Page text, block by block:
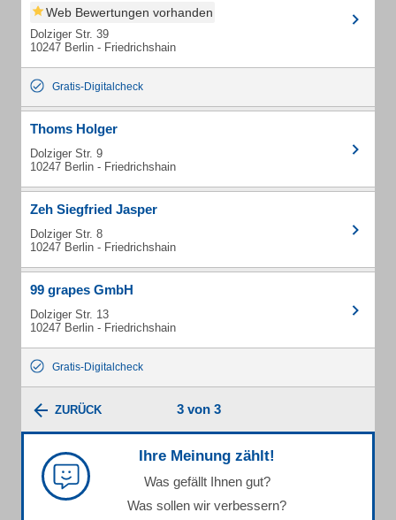
Web Bewertungen vorhanden
Dolziger Str. 39
10247 Berlin - Friedrichshain
Gratis-Digitalcheck
Thoms Holger
Dolziger Str. 9
10247 Berlin - Friedrichshain
Zeh Siegfried Jasper
Dolziger Str. 8
10247 Berlin - Friedrichshain
99 grapes GmbH
Dolziger Str. 13
10247 Berlin - Friedrichshain
Gratis-Digitalcheck
ZURÜCK 3 von 3
Ihre Meinung zählt!
Was gefällt Ihnen gut?
Was sollen wir verbessern?